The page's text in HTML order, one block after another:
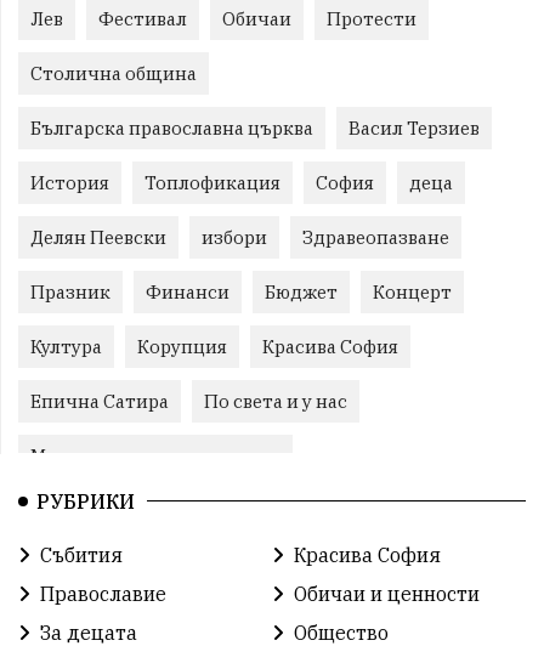
Лев Фестивал Обичаи Протести
Столична община
Българска православна църква Васил Терзиев
История Топлофикация София деца
Делян Пеевски избори Здравеопазване
Празник Финанси Бюджет Концерт
Култура Корупция Красива София
Епична Сатира По света и у нас
Международни отношения
конституционен съд
българската общност Исторически парк
Слатина
РУБРИКИ
Събития
Красива София
Православие
Обичаи и ценности
За децата
Общество